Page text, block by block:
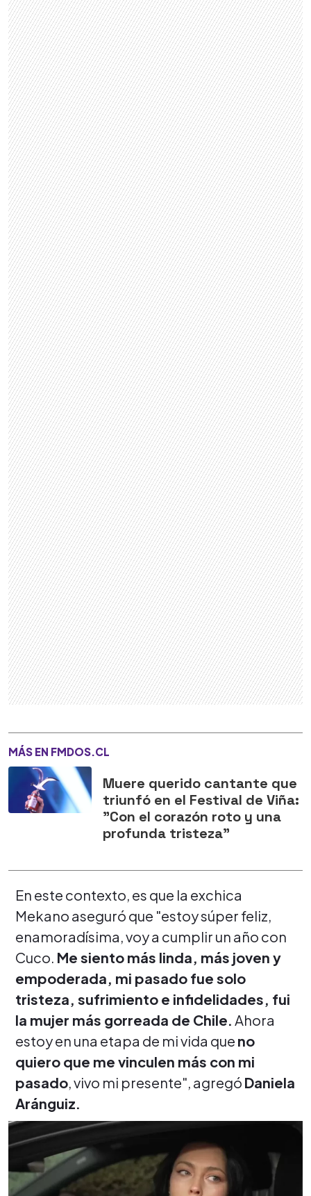
MÁS EN FMDOS.CL
Muere querido cantante que
triunfó en el Festival de Viña:
"Con el corazón roto y una
profunda tristeza"
En este contexto, es que la exchica
Mekano aseguró que "estoy súper feliz,
enamoradísima, voy a cumplir un año con
Cuco. Me siento más linda, más joven y
empoderada, mi pasado fue solo
tristeza, sufrimiento e infidelidades, fui
la mujer más gorreada de Chile. Ahora
estoy en una etapa de mi vida que no
quiero que me vinculen más con mi
pasado, vivo mi presente", agregó Daniela
Aránguiz.